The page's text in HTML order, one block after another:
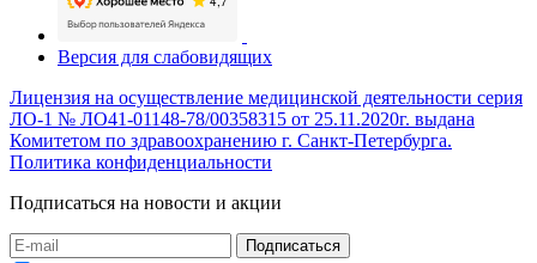
Версия для слабовидящих
Лицензия на осуществление медицинской деятельности серия
ЛО-1 № ЛО41-01148-78/00358315 от 25.11.2020г. выдана
Комитетом по здравоохранению г. Санкт-Петербурга.
Политика конфиденциальности
Подписаться на новости и акции
Подписаться